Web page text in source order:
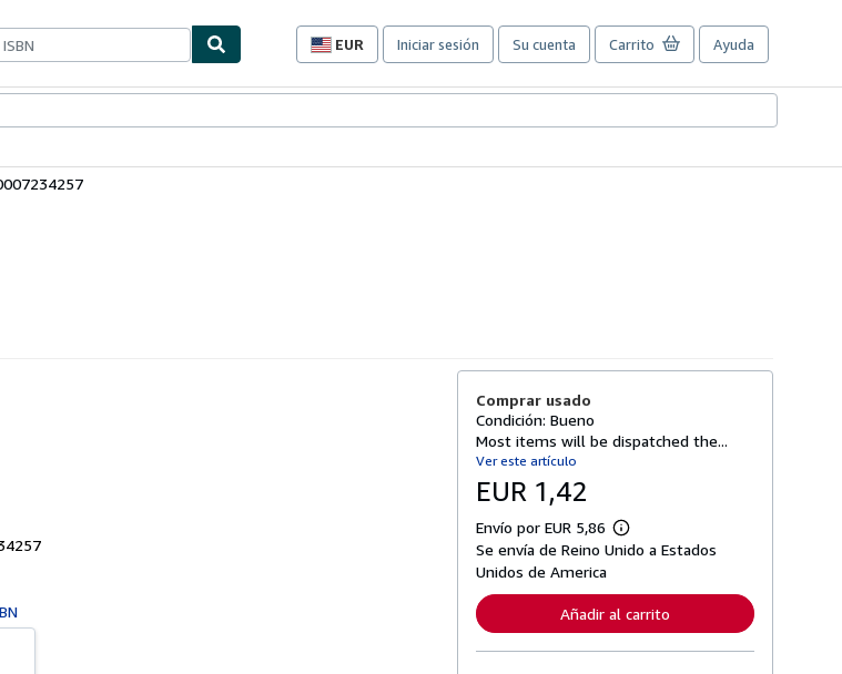
EUR
Preferencias
compra
sitio.
Iniciar sesión Su cuenta Carrito Ayuda
Comprar usado
Condición: Bueno
Most items will be dispatched the...
Ver este artículo
EUR 1,42
Envío por EUR 5,86
M
á
f
o
r
Se envía de Reino Unido a Estados
Unidos de America
Añadir al carrito